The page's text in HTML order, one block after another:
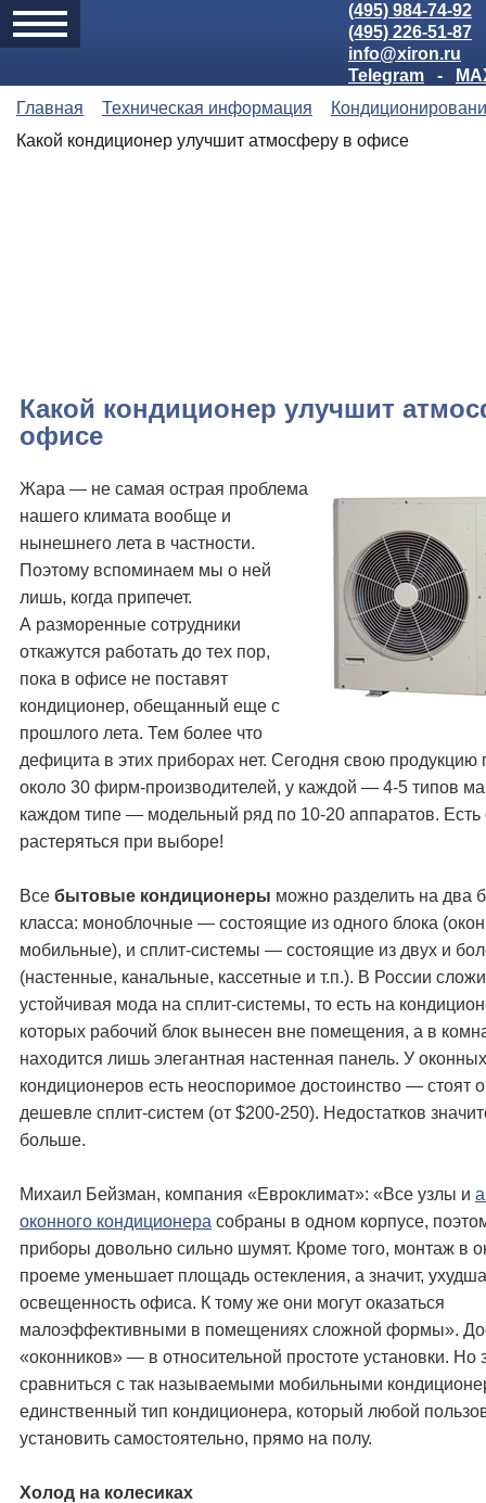
(495) 984-74-92
(495) 226-51-87
info@xiron.ru
Telegram
-
Главная
Техническая информация
Какой кондиционер улучшит атмосферу в офисе
Какой кондиционер улучшит
офисе
Жара — не самая острая проблема
нашего климата вообще и
нынешнего лета в частности.
Поэтому вспоминаем мы о ней
лишь, когда припечет.
А разморенные сотрудники
откажутся работать до тех пор,
пока в офисе не поставят
кондиционер, обещанный еще с
прошлого лета. Тем более что
дефицита в этих приборах нет. Сегодня свою продукцию
около 30 фирм-производителей, у каждой — 4-5 типов
каждом типе — модельный ряд по 10-20 аппаратов. Есть
растеряться при выборе!
Все бытовые кондиционеры можно разделить на два
класса: моноблочные — состоящие из одного блока
мобильные), и сплит-системы — состоящие из двух и
(настенные, канальные, кассетные и т.п.). В России
устойчивая мода на сплит-системы, то есть на
которых рабочий блок вынесен вне помещения, а в
находится лишь элегантная настенная панель. У оконных
кондиционеров есть неоспоримое достоинство — стоят
дешевле сплит-систем (от $200-250). Недостатков
больше.
Михаил Бейзман, компания «Евроклимат»: «Все узлы и
оконного кондиционера собраны в одном корпусе,
приборы довольно сильно шумят. Кроме того, монтаж в
проеме уменьшает площадь остекления, а значит,
освещенность офиса. К тому же они могут оказаться
малоэффективными в помещениях сложной формы».
«оконников» — в относительной простоте установки. Но
сравниться с так называемыми мобильными
единственный тип кондиционера, который любой
установить самостоятельно, прямо на полу.
Холод на колесиках